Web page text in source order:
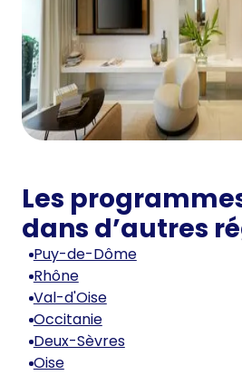
Les
dans d’autres
Puy-de-Dôme
Rhône
Val-d'Oise
Occitanie
Deux-Sèvres
Oise